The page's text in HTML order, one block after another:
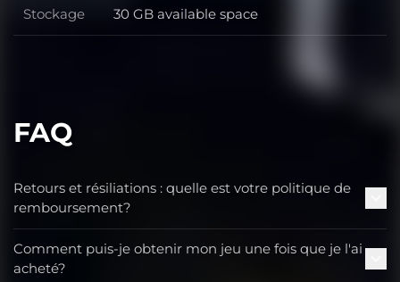
Stockage Stockage
30 GB available space
FAQ
Retours et résiliations : quelle est votre politique de
remboursement?
Comment puis-je obtenir mon jeu une fois que je l'ai
acheté?